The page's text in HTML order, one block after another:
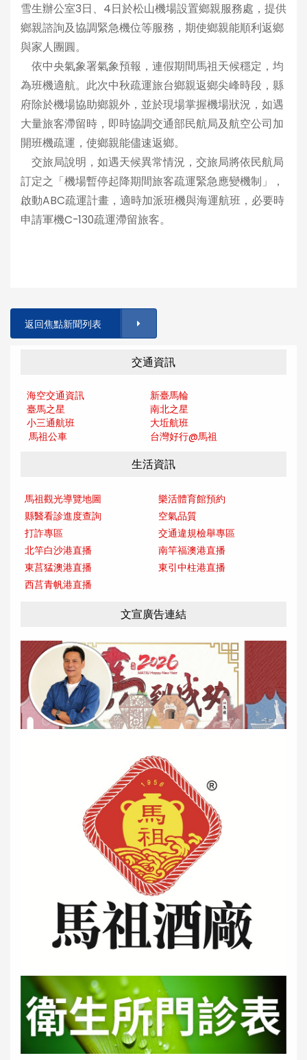
雪生辦公室3日、4日於松山機場設置鄉親服務處，提供
鄉親諮詢及協調緊急機位等服務，期使鄉親能順利返鄉
與家人團圓。
依中央氣象署氣象預報，連假期間馬祖天候穩定，均
為班機適航。此次中秋疏運旅台鄉親返鄉尖峰時段，縣
府除於機場協助鄉親外，並於現場掌握機場狀況，如遇
大量旅客滯留時，即時協調交通部民航局及航空公司加
開班機疏運，使鄉親能儘速返鄉。
交旅局說明，如遇天候異常情況，交旅局將依民航局
訂定之「機場暫停起降期間旅客疏運緊急應變機制」，
啟動ABC疏運計畫，適時加派班機與海運航班，必要時
申請軍機C-130疏運滯留旅客。
返回焦點新聞列表
交通資訊
海空交通資訊
新臺馬輪
臺馬之星
南北之星
小三通航班
大坵航班
馬祖公車
台灣好行@馬祖
生活資訊
馬祖觀光導覽地圖
樂活體育館預約
縣醫看診進度查詢
空氣品質
打詐專區
交通違規檢舉專區
北竿白沙港直播
南竿福澳港直播
東莒猛澳港直播
東引中柱港直播
西莒青帆港直播
文宣廣告連結